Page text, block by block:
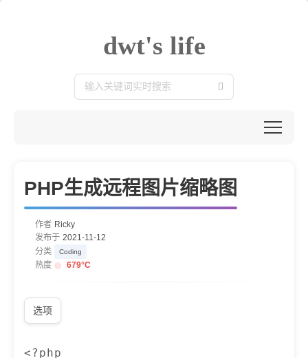
dwt's life
PHP生成远程图片缩略图
作者 Ricky
发布于 2021-11-12
分类
Coding
热度 679°C
选项
<?php